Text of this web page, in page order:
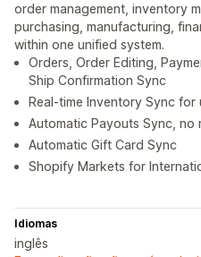
order management, inventory
purchasing, manufacturing,
within one unified system.
Orders, Order Editing,
Ship Confirmation Sync
Real-time Inventory Sync
Automatic Payouts Sync, no
Automatic Gift Card Sync
Shopify Markets for
Idiomas
inglês